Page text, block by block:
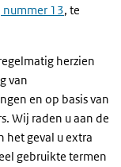
13, te
herzien
van
en op basis van
Wij raden u aan de
geval u extra
gebruikte termen